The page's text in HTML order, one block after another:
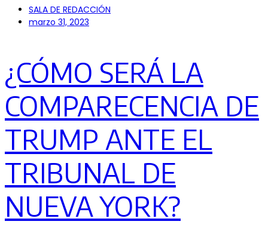
SALA DE REDACCIÓN
marzo 31, 2023
¿CÓMO SERÁ LA
COMPARECENCIA DE
TRUMP ANTE EL
TRIBUNAL DE
NUEVA YORK?